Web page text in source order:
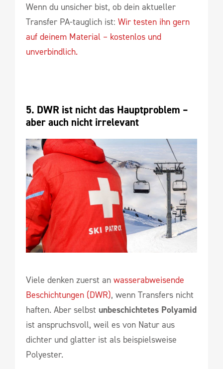
Wenn du unsicher bist, ob dein aktueller
Transfer PA-tauglich ist: Wir testen ihn gern
auf deinem Material – kostenlos und
unverbindlich.
5. DWR ist nicht das Hauptproblem –
aber auch nicht irrelevant
Viele denken zuerst an wasserabweisende
Beschichtungen (DWR), wenn Transfers nicht
haften. Aber selbst unbeschichtetes Polyamid
ist anspruchsvoll, weil es von Natur aus
dichter und glatter ist als beispielsweise
Polyester.